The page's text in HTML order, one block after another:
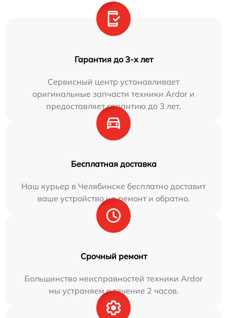
Гарантия до 3-х лет
Сервисный центр устанавливает
оригинальные запчасти техники Ardor и
предоставляет гарантию до 3 лет.
Бесплатная доставка
Наш курьер в Челябинске бесплатно доставит
ваше устройство на ремонт и обратно.
Срочный ремонт
Большинство неисправностей техники Ardor
мы устраняем в течение 2 часов.